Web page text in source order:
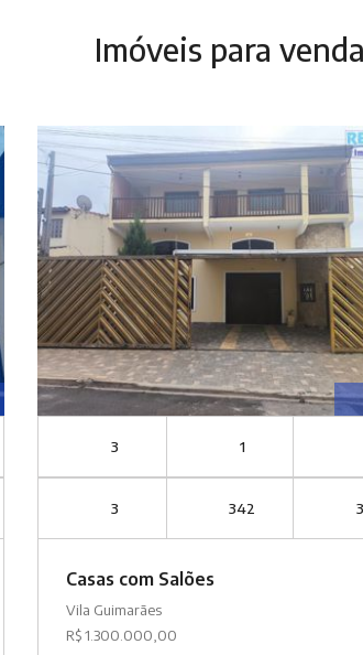
Imóveis para venda
3 1
3 342
Casas com Salões
Vila Guimarães
R$ 1.300.000,00